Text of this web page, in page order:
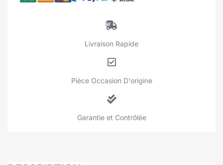
Livraison Rapide
Pièce Occasion D'origine
Garantie et Contrôlée